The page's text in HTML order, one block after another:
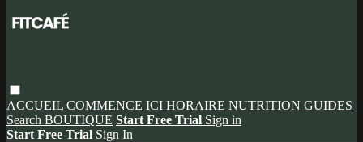
ACCUEIL COMMENCE ICI HORAIRE NUTRITION GUIDES
Search BOUTIQUE Start Free Trial Sign in
Start Free Trial Sign In